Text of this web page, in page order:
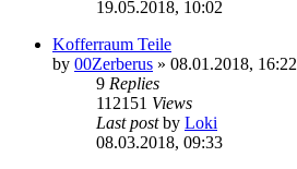
19.05.2018, 10:02
Kofferraum Teile
by 00Zerberus » 08.01.2018, 16:22
9 Replies
112151 Views
Last postby Loki
08.03.2018, 09:33